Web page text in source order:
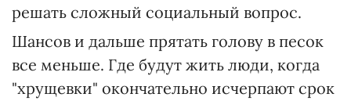
решать сложный социальный вопрос.
Шансов и дальше прятать голову в песок
все меньше. Где будут жить люди, когда
"хрущевки" окончательно исчерпают срок